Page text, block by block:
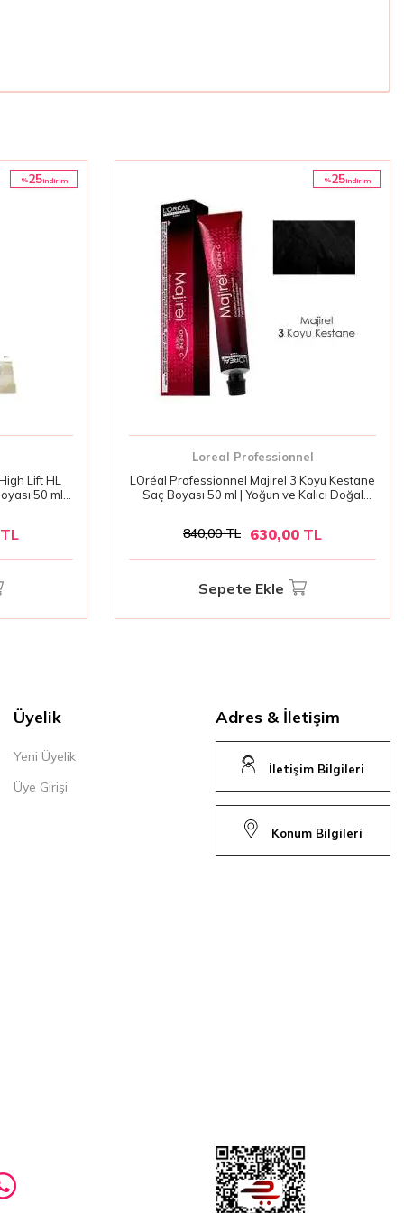
%25i̇ndirim
Lift HL
50 ml |
TL
%25i̇ndirim
Loreal Professionnel
LOréal Professionnel Majirel 3 Koyu Kestane
Saç Boyası 50 ml | Yoğun ve Kalıcı Doğal
840,00TL 630,00 TL
Sepete Ekle
Üyelik
Yeni Üyelik
Üye Girişi
Adres & İletişim
İletişim Bilgileri
Konum Bilgileri